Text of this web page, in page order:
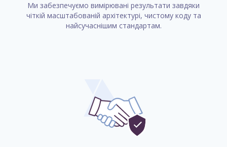
Ми забезпечуємо вимірювані результати завдяки
чіткій масштабованій архітектурі, чистому коду та
найсучаснішим стандартам.